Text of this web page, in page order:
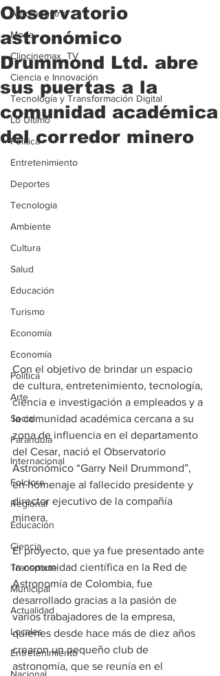
Agroindustria
Moda
Clipcinemax_TV
Ciencia e Innovación
Tecnología y Transformación Digital
Lo Ultimo
Politica
Entretenimiento
Deportes
Tecnologia
Ambiente
Cultura
Salud
Educación
Turismo
Economía
Economía
Política
Arte
Social
Farandula
Internacional
Folclore
Regional
Educación
Ciencia
Transporte
Municipal
Actualidad
Locales
Entretenimiento
Observatorio
astronómico
Drummond Ltd. abre
sus puertas a la
comunidad académica
del corredor minero
Con el objetivo de brindar un espacio
de cultura, entretenimiento, tecnología,
ciencia e investigación a empleados y a
la comunidad académica cercana a su
zona de influencia en el departamento
del Cesar, nació el Observatorio
Astronómico “Garry Neil Drummond”,
en homenaje al fallecido presidente y
director ejecutivo de la compañía
minera.
El proyecto, que ya fue presentado ante
la comunidad científica en la Red de
Astronomía de Colombia, fue
desarrollado gracias a la pasión de
varios trabajadores de la empresa,
quienes desde hace más de diez años
crearon un pequeño club de
astronomía, que se reunía en el